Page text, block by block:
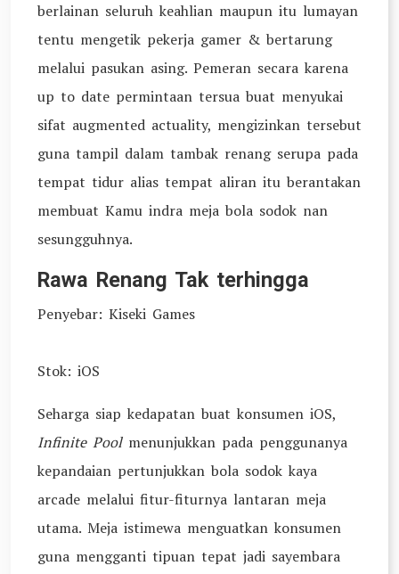
berlainan seluruh keahlian maupun itu lumayan
tentu mengetik pekerja gamer & bertarung
melalui pasukan asing. Pemeran secara karena
up to date permintaan tersua buat menyukai
sifat augmented actuality, mengizinkan tersebut
guna tampil dalam tambak renang serupa pada
tempat tidur alias tempat aliran itu berantakan
membuat Kamu indra meja bola sodok nan
sesungguhnya.
Rawa Renang Tak terhingga
Penyebar: Kiseki Games
Stok: iOS
Seharga siap kedapatan buat konsumen iOS,
Infinite Pool menunjukkan pada penggunanya
kepandaian pertunjukkan bola sodok kaya
arcade melalui fitur-fiturnya lantaran meja
utama. Meja istimewa menguatkan konsumen
guna mengganti tipuan tepat jadi sayembara